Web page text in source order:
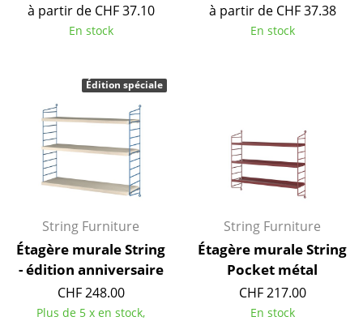
Horloges
Figurines & Miniatures
Vases
Plateaux
Accessoires de bureau
Couvertures
Coussins
Tapis
à partir de CHF 37.10
En stock
à partir de CHF 37.38
En stock
String Furniture
Étagère murale String
- édition anniversaire
CHF 248.00
Plus de 5 x en stock,
Édition spéciale
String Furniture
Étagère murale String
Pocket métal
CHF 217.00
En stock